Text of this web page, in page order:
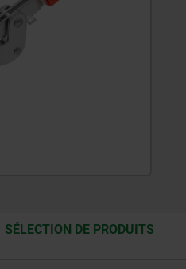
SÉLECTION DE PRODUITS